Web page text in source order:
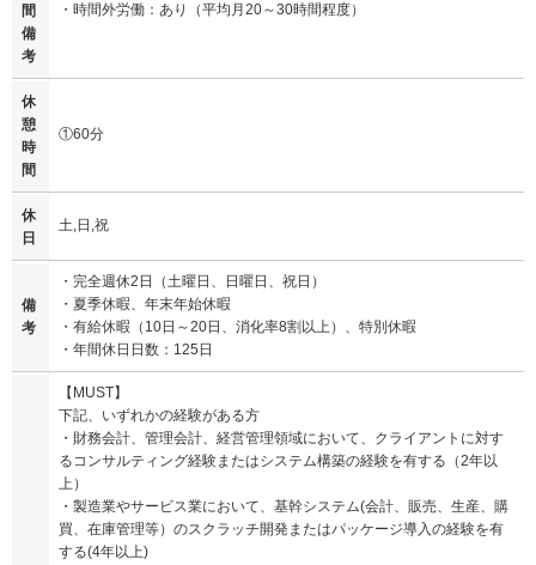
間
備
考
・時間外労働：あり（平均月20～30時間程度）
休
憩
時
間
①60分
休
日
土,日,祝
備
考
・完全週休2日（土曜日、日曜日、祝日）
・夏季休暇、年末年始休暇
・有給休暇（10日～20日、消化率8割以上）、特別休暇
・年間休日日数：125日
【MUST】
下記、いずれかの経験がある方
・財務会計、管理会計、経営管理領域において、クライアントに対す
るコンサルティング経験またはシステム構築の経験を有する（2年以
上）
・製造業やサービス業において、基幹システム(会計、販売、生産、購
買、在庫管理等）のスクラッチ開発またはパッケージ導入の経験を有
する(4年以上)